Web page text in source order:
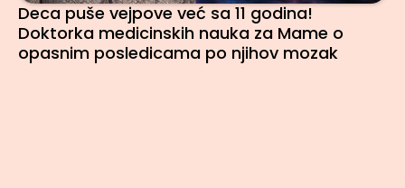
Deca puše vejpove već sa 11 godina!
Doktorka medicinskih nauka za Mame o
opasnim posledicama po njihov mozak